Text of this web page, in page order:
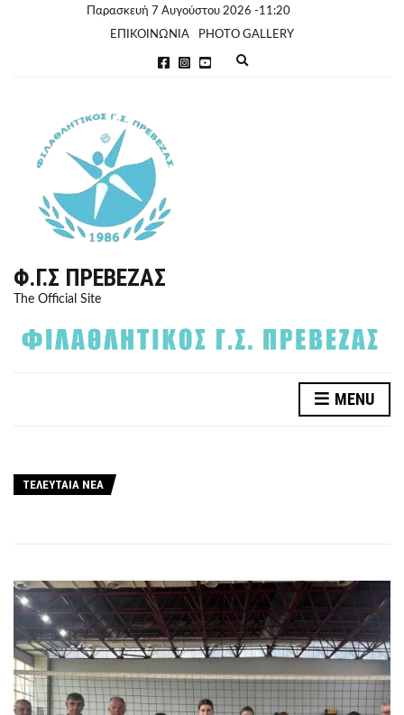
Παρασκευή 7 Αυγούστου 2026 -11:20
ΕΠΙΚΟΙΝΩΝΙΑ
PHOTO GALLERY
Φ.Γ.Σ ΠΡΈΒΕΖΑΣ
The Official Site
MENU
ΤΕΛΕΥΤΑΙΑ ΝΕΑ